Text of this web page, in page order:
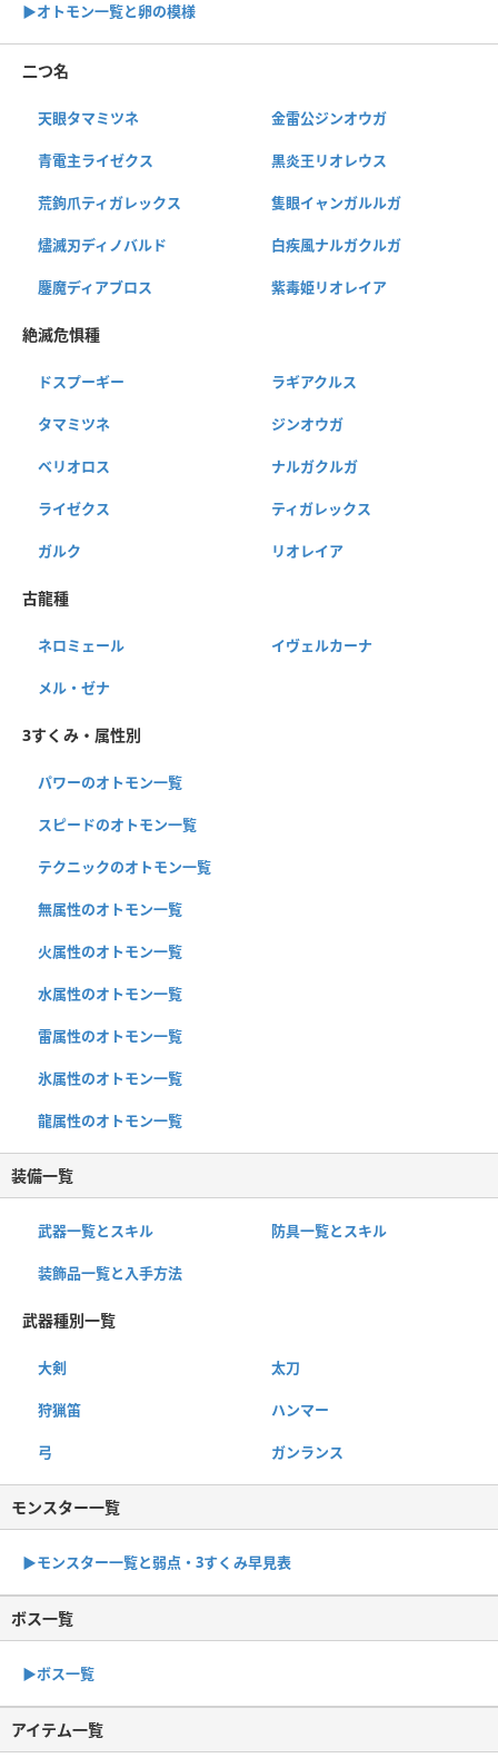
▶︎オトモン一覧と卵の模様
二つ名
天眼タマミツネ 金雷公ジンオウガ
青電主ライゼクス 黒炎王リオレウス
荒鉤爪ティガレックス 隻眼イャンガルルガ
燼滅刃ディノバルド 白疾風ナルガクルガ
鏖魔ディアブロス 紫毒姫リオレイア
絶滅危惧種
ドスプーギー ラギアクルス
タマミツネ ジンオウガ
ベリオロス ナルガクルガ
ライゼクス ティガレックス
ガルク リオレイア
古龍種
ネロミェール イヴェルカーナ
メル・ゼナ
3すくみ・属性別
パワーのオトモン一覧
スピードのオトモン一覧
テクニックのオトモン一覧
無属性のオトモン一覧
火属性のオトモン一覧
水属性のオトモン一覧
雷属性のオトモン一覧
氷属性のオトモン一覧
龍属性のオトモン一覧
装備一覧
武器一覧とスキル 防具一覧とスキル
装飾品一覧と入手方法
武器種別一覧
大剣 太刀
狩猟笛 ハンマー
弓 ガンランス
モンスター一覧
▶︎モンスター一覧と弱点・3すくみ早見表
ボス一覧
▶︎ボス一覧
アイテム一覧